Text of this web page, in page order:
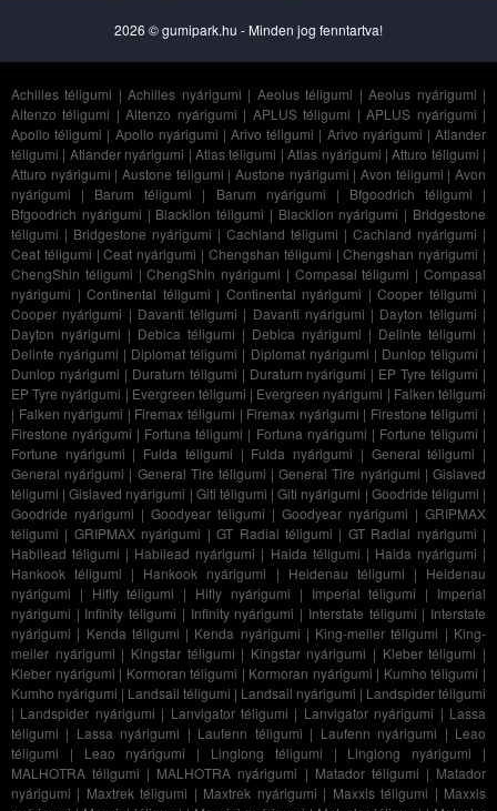
2026 © gumipark.hu - Minden jog fenntartva!
Achilles téligumi |Achilles nyárigumi | Aeolus téligumi |Aeolus nyárigumi |
Altenzo téligumi |Altenzo nyárigumi | APLUS téligumi |APLUS nyárigumi |
Apollo téligumi | Apollo nyárigumi |Arivo téligumi | Arivo nyárigumi |Atlander
téligumi | Atlander nyárigumi | Atlas téligumi |Atlas nyárigumi |Atturo téligumi |
Atturo nyárigumi |Austone téligumi |Austone nyárigumi |Avon téligumi |Avon
nyárigumi | Barum téligumi | Barum nyárigumi | Bfgoodrich téligumi |
Bfgoodrich nyárigumi | Blacklion téligumi | Blacklion nyárigumi | Bridgestone
téligumi | Bridgestone nyárigumi | Cachland téligumi | Cachland nyárigumi |
Ceat téligumi |Ceat nyárigumi | Chengshan téligumi |Chengshan nyárigumi |
ChengShin téligumi |ChengShin nyárigumi | Compasal téligumi |Compasal
nyárigumi | Continental téligumi | Continental nyárigumi | Cooper téligumi |
Cooper nyárigumi | Davanti téligumi | Davanti nyárigumi | Dayton téligumi |
Dayton nyárigumi | Debica téligumi | Debica nyárigumi | Delinte téligumi |
Delinte nyárigumi | Diplomat téligumi | Diplomat nyárigumi | Dunlop téligumi |
Dunlop nyárigumi | Duraturn téligumi | Duraturn nyárigumi | EP Tyre téligumi |
EP Tyre nyárigumi | Evergreen téligumi | Evergreen nyárigumi | Falken téligumi
| Falken nyárigumi | Firemax téligumi | Firemax nyárigumi | Firestone téligumi |
Firestone nyárigumi | Fortuna téligumi | Fortuna nyárigumi | Fortune téligumi |
Fortune nyárigumi | Fulda téligumi | Fulda nyárigumi | General téligumi |
General nyárigumi | General Tire téligumi |General Tire nyárigumi |Gislaved
téligumi |Gislaved nyárigumi | Giti téligumi |Giti nyárigumi | Goodride téligumi |
Goodride nyárigumi | Goodyear téligumi | Goodyear nyárigumi | GRIPMAX
téligumi | GRIPMAX nyárigumi |GT Radial téligumi | GT Radial nyárigumi |
Habilead téligumi | Habilead nyárigumi | Haida téligumi | Haida nyárigumi |
Hankook téligumi | Hankook nyárigumi | Heidenau téligumi | Heidenau
nyárigumi | Hifly téligumi | Hifly nyárigumi | Imperial téligumi | Imperial
nyárigumi | Infinity téligumi | Infinity nyárigumi | Interstate téligumi | Interstate
nyárigumi | Kenda téligumi | Kenda nyárigumi | King-meiler téligumi | King-
meiler nyárigumi | Kingstar téligumi | Kingstar nyárigumi | Kleber téligumi |
Kleber nyárigumi | Kormoran téligumi | Kormoran nyárigumi | Kumho téligumi |
Kumho nyárigumi | Landsail téligumi | Landsail nyárigumi | Landspider téligumi
| Landspider nyárigumi | Lanvigator téligumi | Lanvigator nyárigumi | Lassa
téligumi | Lassa nyárigumi | Laufenn téligumi | Laufenn nyárigumi | Leao
téligumi | Leao nyárigumi | Linglong téligumi | Linglong nyárigumi |
MALHOTRA téligumi | MALHOTRA nyárigumi | Matador téligumi | Matador
nyárigumi | Maxtrek téligumi | Maxtrek nyárigumi | Maxxis téligumi | Maxxis